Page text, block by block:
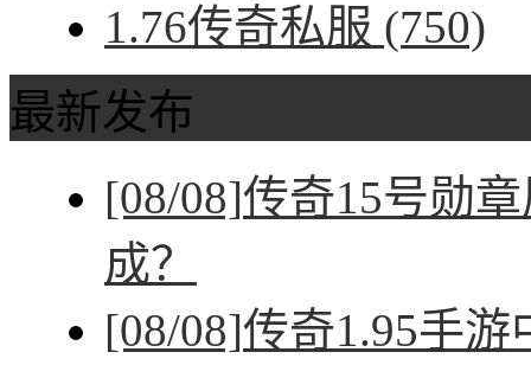
1.76传奇私服 (750)
最新发布
[08/08]传奇15号勋
成？
[08/08]传奇1.95手